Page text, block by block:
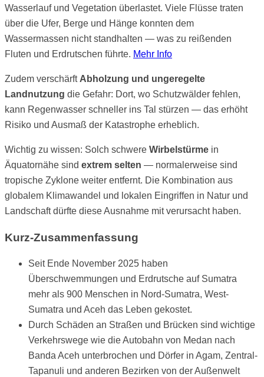
Wasserlauf und Vegetation überlastet. Viele Flüsse traten
über die Ufer, Berge und Hänge konnten dem
Wassermassen nicht standhalten — was zu reißenden
Fluten und Erdrutschen führte. Mehr Info
Zudem verschärft Abholzung und ungeregelte
Landnutzung die Gefahr: Dort, wo Schutzwälder fehlen,
kann Regenwasser schneller ins Tal stürzen — das erhöht
Risiko und Ausmaß der Katastrophe erheblich.
Wichtig zu wissen: Solch schwere Wirbelstürme in
Äquatornähe sind extrem selten — normalerweise sind
tropische Zyklone weiter entfernt. Die Kombination aus
globalem Klimawandel und lokalen Eingriffen in Natur und
Landschaft dürfte diese Ausnahme mit verursacht haben.
Kurz-Zusammenfassung
Seit Ende November 2025 haben
Überschwemmungen und Erdrutsche auf Sumatra
mehr als 900 Menschen in Nord-Sumatra, West-
Sumatra und Aceh das Leben gekostet.
Durch Schäden an Straßen und Brücken sind wichtige
Verkehrswege wie die Autobahn von Medan nach
Banda Aceh unterbrochen und Dörfer in Agam, Zentral-
Tapanuli und anderen Bezirken von der Außenwelt